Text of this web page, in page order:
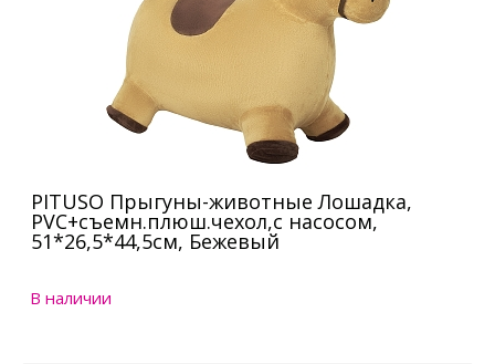
PITUSO Прыгуны-животные Лошадка,
PVC+съемн.плюш.чехол,с насосом,
51*26,5*44,5см, Бежевый
В наличии